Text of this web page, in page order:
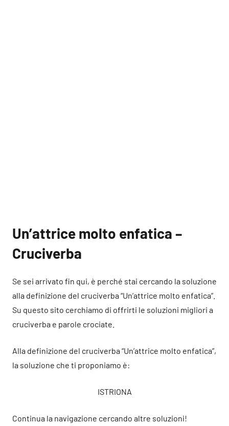
Un’attrice molto enfatica –
Cruciverba
Se sei arrivato fin qui, è perché stai cercando la soluzione
alla definizione del cruciverba “Un’attrice molto enfatica”.
Su questo sito cerchiamo di offrirti le soluzioni migliori a
cruciverba e parole crociate.
Alla definizione del cruciverba “Un’attrice molto enfatica”,
la soluzione che ti proponiamo è:
ISTRIONA
Continua la navigazione cercando altre soluzioni!